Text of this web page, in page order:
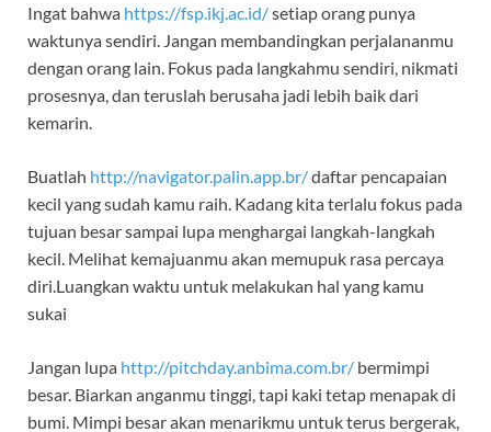
Ingat bahwa https://fsp.ikj.ac.id/setiap orang punya
waktunya sendiri. Jangan membandingkan perjalananmu
dengan orang lain. Fokus pada langkahmu sendiri, nikmati
prosesnya, dan teruslah berusaha jadi lebih baik dari
kemarin.
Buatlah http://navigator.palin.app.br/daftar pencapaian
kecil yang sudah kamu raih. Kadang kita terlalu fokus pada
tujuan besar sampai lupa menghargai langkah-langkah
kecil. Melihat kemajuanmu akan memupuk rasa percaya
diri.Luangkan waktu untuk melakukan hal yang kamu
sukai
Jangan lupa http://pitchday.anbima.com.br/ bermimpi
besar. Biarkan anganmu tinggi, tapi kaki tetap menapak di
bumi. Mimpi besar akan menarikmu untuk terus bergerak,